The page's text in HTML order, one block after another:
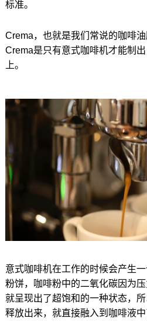
标准。
Crema，也就是我们常说的咖啡
Crema是只有意式咖啡机才能制
上。
意式咖啡机在工作的时候会产生
粉饼，咖啡粉中的二氧化碳因为
就呈现出了超饱和的一种状态，
释放出来，就直接融入到咖啡液中